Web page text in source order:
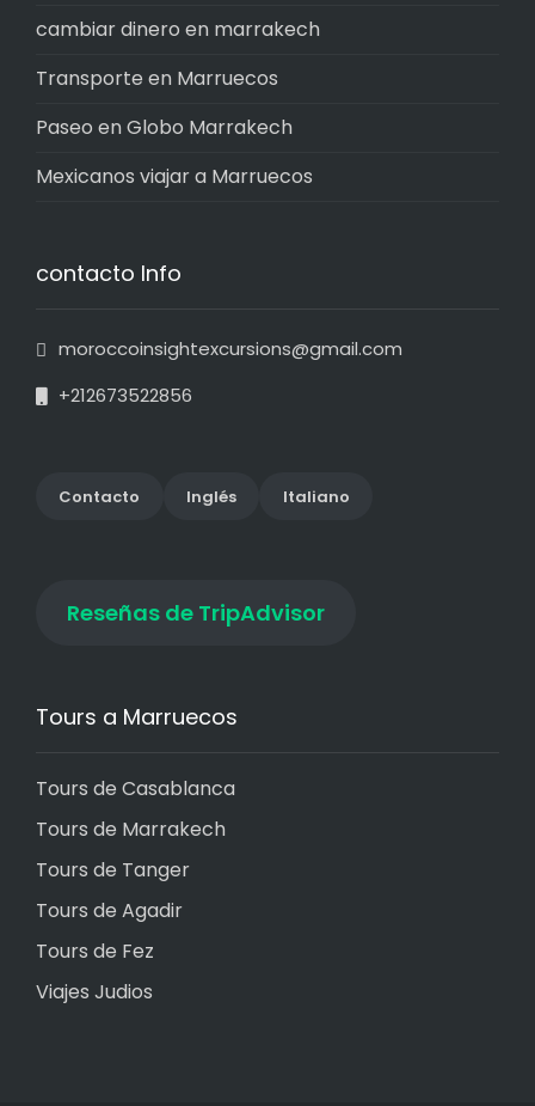
cambiar dinero en marrakech
Transporte en Marruecos
Paseo en Globo Marrakech
Mexicanos viajar a Marruecos
contacto Info
moroccoinsightexcursions@gmail.com
+212673522856
Contacto Inglés Italiano
Reseñas de TripAdvisor
Tours a Marruecos
Tours de Casablanca
Tours de Marrakech
Tours de Tanger
Tours de Agadir
Tours de Fez
Viajes Judios